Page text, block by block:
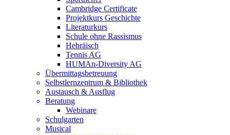
Cambridge Certificate
Projektkurs Geschichte
Literaturkurs
Schule ohne Rassismus
Hebräisch
Tennis AG
HUMAn-Diversity AG
Übermittagsbetreuung
Selbstlernzentrum & Bibliothek
Austausch & Ausflug
Beratung
Webinare
Schulgarten
Musical